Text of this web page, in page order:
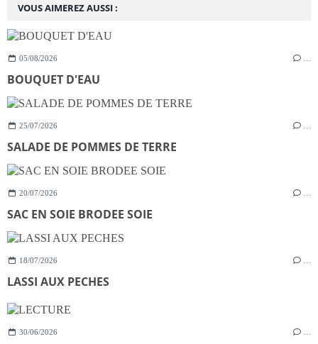
VOUS AIMEREZ AUSSI :
05/08/2026
BOUQUET D'EAU
25/07/2026
SALADE DE POMMES DE TERRE
20/07/2026
SAC EN SOIE BRODEE SOIE
18/07/2026
LASSI AUX PECHES
30/06/2026